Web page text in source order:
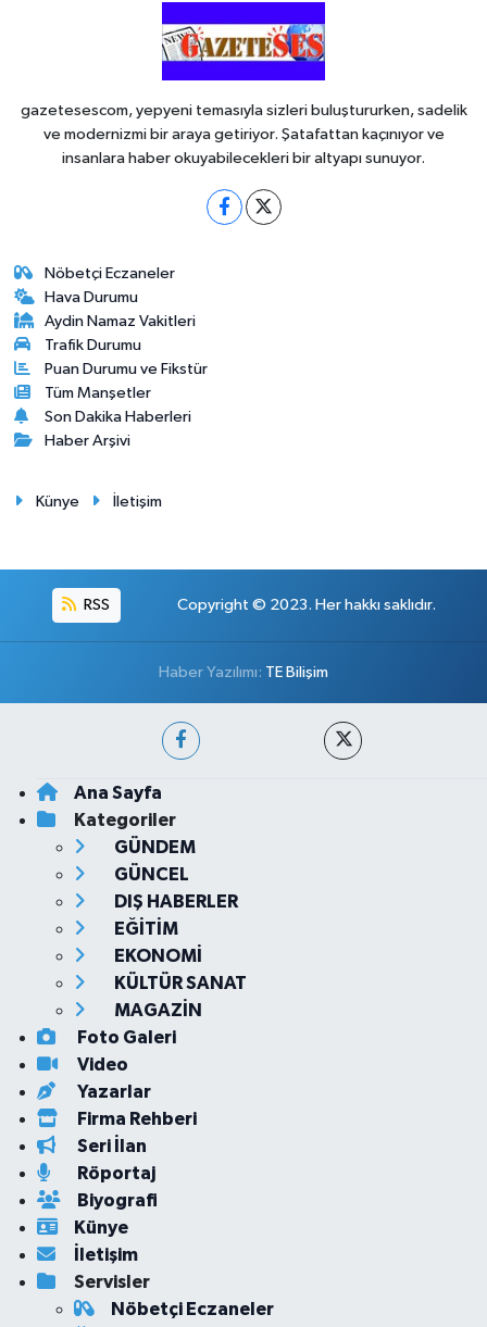
gazetesescom, yepyeni temasıyla sizleri buluştururken, sadelik
ve modernizmi bir araya getiriyor. Şatafattan kaçınıyor ve
insanlara haber okuyabilecekleri bir altyapı sunuyor.
Nöbetçi Eczaneler
Hava Durumu
Aydin Namaz Vakitleri
Trafik Durumu
Puan Durumu ve Fikstür
Tüm Manşetler
Son Dakika Haberleri
Haber Arşivi
Künye İletişim
RSS Copyright © 2023. Her hakkı saklıdır.
Haber Yazılımı: TE Bilişim
Ana Sayfa
Kategoriler
GÜNDEM
GÜNCEL
DIŞ HABERLER
EĞİTİM
EKONOMİ
KÜLTÜR SANAT
MAGAZİN
Foto Galeri
Video
Yazarlar
Firma Rehberi
Seri İlan
Röportaj
Biyografi
Künye
İletişim
Servisler
Nöbetçi Eczaneler